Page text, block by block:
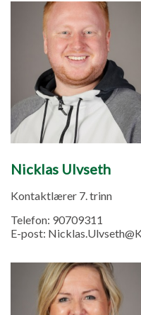
Nicklas Ulvseth
Kontaktlærer 7. trinn
Telefon: 90709311
E-post: